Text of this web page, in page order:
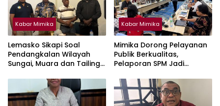
Kabar Mimika
Lemasko Sikapi Soal
Pendangkalan Wilayah
Sungai, Muara dan Tailing :
Tanggung Jawab
Selesaikan Masalah Akses
Masyarakat
Kabar Mimika
Mimika Dorong Pelayanan
Publik Berkualitas,
Pelaporan SPM Jadi